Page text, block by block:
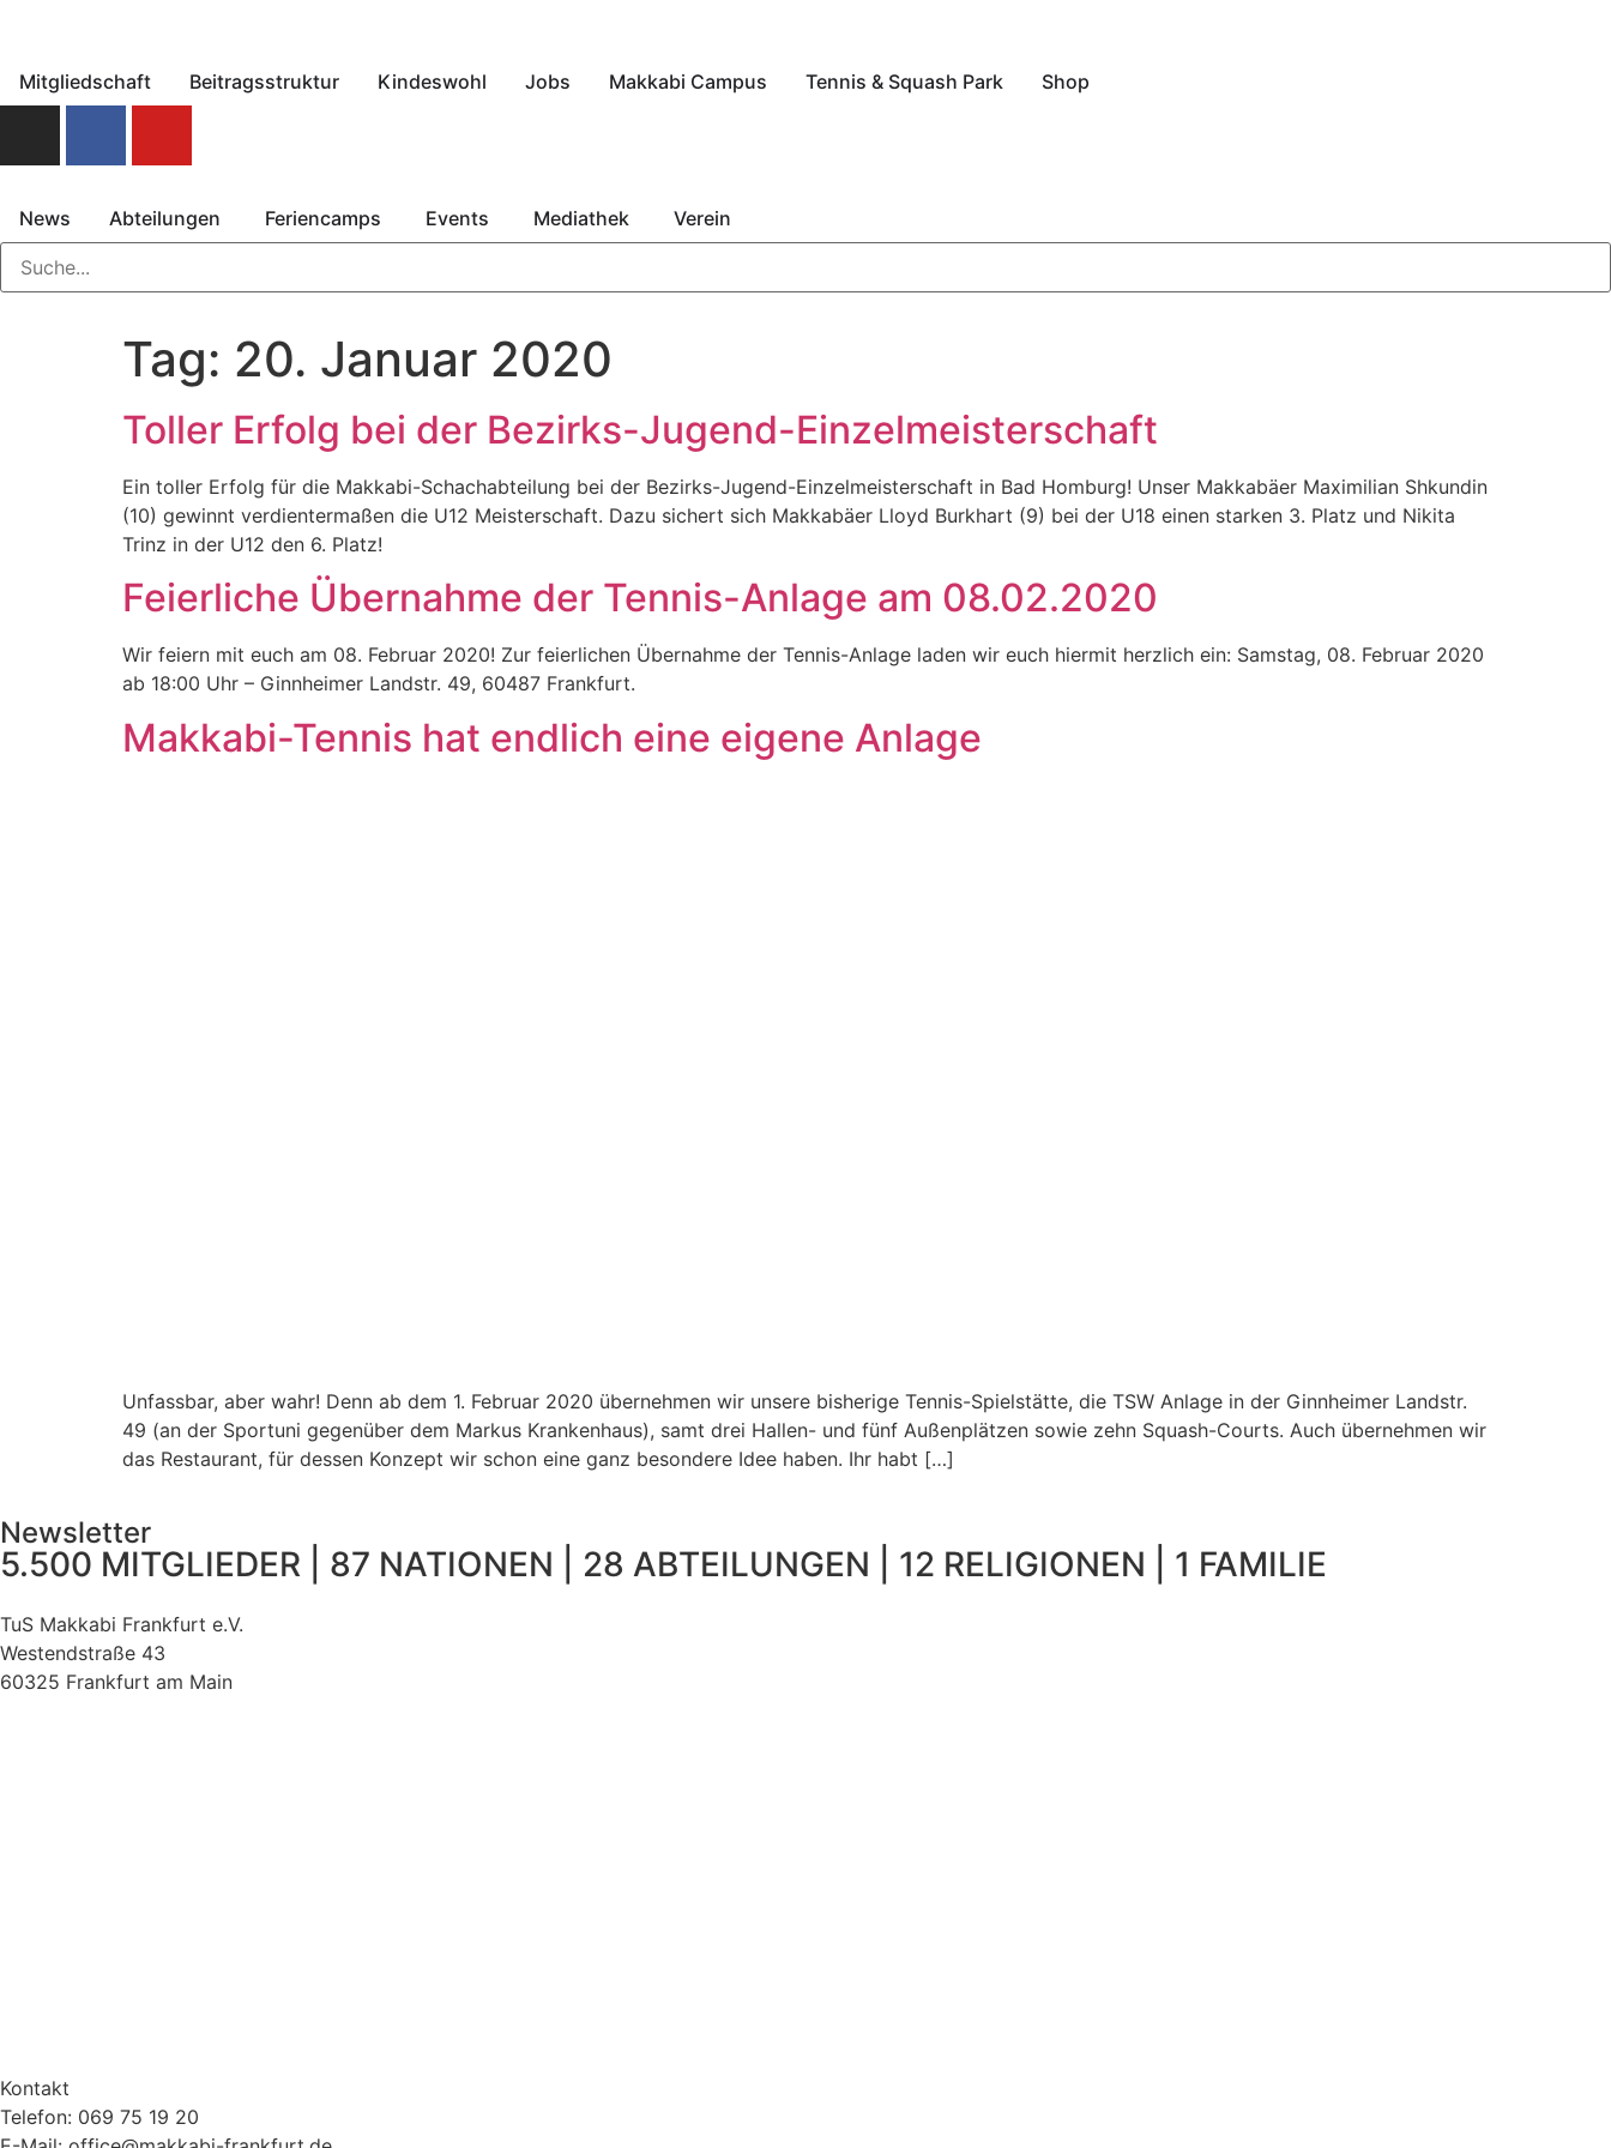
Mitgliedschaft Beitragsstruktur Kindeswohl Jobs Makkabi Campus Tennis & Squash Park Shop
News Abteilungen Feriencamps Events Mediathek Verein
Tag: 20. Januar 2020
Toller Erfolg bei der Bezirks-Jugend-Einzelmeisterschaft
Ein toller Erfolg für die Makkabi-Schachabteilung bei der Bezirks-Jugend-Einzelmeisterschaft in Bad Homburg! Unser Makkabäer Maximilian Shkundin
(10) gewinnt verdientermaßen die U12 Meisterschaft. Dazu sichert sich Makkabäer Lloyd Burkhart (9) bei der U18 einen starken 3. Platz und Nikita
Trinz in der U12 den 6. Platz!
Feierliche Übernahme der Tennis-Anlage am 08.02.2020
Wir feiern mit euch am 08. Februar 2020! Zur feierlichen Übernahme der Tennis-Anlage laden wir euch hiermit herzlich ein: Samstag, 08. Februar 2020
ab 18:00 Uhr – Ginnheimer Landstr. 49, 60487 Frankfurt.
Makkabi-Tennis hat endlich eine eigene Anlage
Unfassbar, aber wahr! Denn ab dem 1. Februar 2020 übernehmen wir unsere bisherige Tennis-Spielstätte, die TSW Anlage in der Ginnheimer Landstr.
49 (an der Sportuni gegenüber dem Markus Krankenhaus), samt drei Hallen- und fünf Außenplätzen sowie zehn Squash-Courts. Auch übernehmen wir
das Restaurant, für dessen Konzept wir schon eine ganz besondere Idee haben. Ihr habt […]
Newsletter
5.500 MITGLIEDER | 87 NATIONEN | 28 ABTEILUNGEN | 12 RELIGIONEN | 1 FAMILIE
TuS Makkabi Frankfurt e.V.
Westendstraße 43
60325 Frankfurt am Main
Kontakt
Telefon: 069 75 19 20